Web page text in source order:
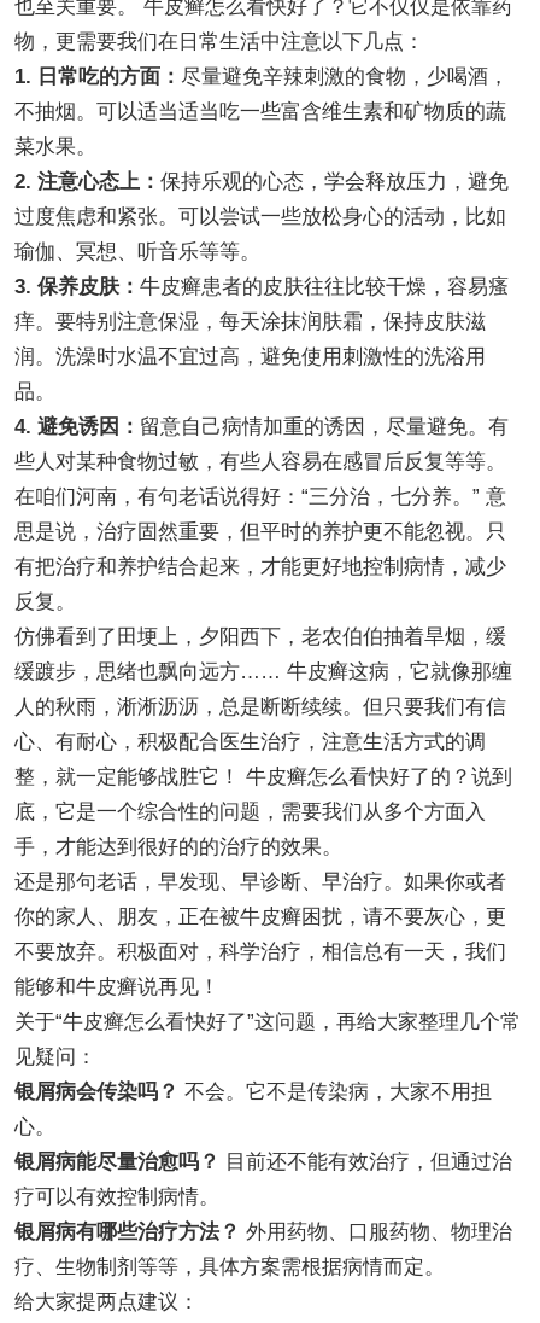
也至关重要。 牛皮癣怎么看快好了？它不仅仅是依靠药
物，更需要我们在日常生活中注意以下几点：
1. 日常吃的方面： 尽量避免辛辣刺激的食物，少喝酒，
不抽烟。可以适当适当吃一些富含维生素和矿物质的蔬
菜水果。
2. 注意心态上： 保持乐观的心态，学会释放压力，避免
过度焦虑和紧张。可以尝试一些放松身心的活动，比如
瑜伽、冥想、听音乐等等。
3. 保养皮肤： 牛皮癣患者的皮肤往往比较干燥，容易瘙
痒。要特别注意保湿，每天涂抹润肤霜，保持皮肤滋
润。洗澡时水温不宜过高，避免使用刺激性的洗浴用
品。
4. 避免诱因： 留意自己病情加重的诱因，尽量避免。有
些人对某种食物过敏，有些人容易在感冒后反复等等。
在咱们河南，有句老话说得好：“三分治，七分养。” 意
思是说，治疗固然重要，但平时的养护更不能忽视。只
有把治疗和养护结合起来，才能更好地控制病情，减少
反复。
仿佛看到了田埂上，夕阳西下，老农伯伯抽着旱烟，缓
缓踱步，思绪也飘向远方…… 牛皮癣这病，它就像那缠
人的秋雨，淅淅沥沥，总是断断续续。但只要我们有信
心、有耐心，积极配合医生治疗，注意生活方式的调
整，就一定能够战胜它！ 牛皮癣怎么看快好了的？说到
底，它是一个综合性的问题，需要我们从多个方面入
手，才能达到很好的的治疗的效果。
还是那句老话，早发现、早诊断、早治疗。如果你或者
你的家人、朋友，正在被牛皮癣困扰，请不要灰心，更
不要放弃。积极面对，科学治疗，相信总有一天，我们
能够和牛皮癣说再见！
关于“牛皮癣怎么看快好了”这问题，再给大家整理几个常
见疑问：
银屑病会传染吗？ 不会。它不是传染病，大家不用担
心。
银屑病能尽量治愈吗？
目前还不能有效治疗，但通过治
疗可以有效控制病情。
银屑病有哪些治疗方法？ 外用药物、口服药物、物理治
疗、生物制剂等等，具体方案需根据病情而定。
给大家提两点建议：